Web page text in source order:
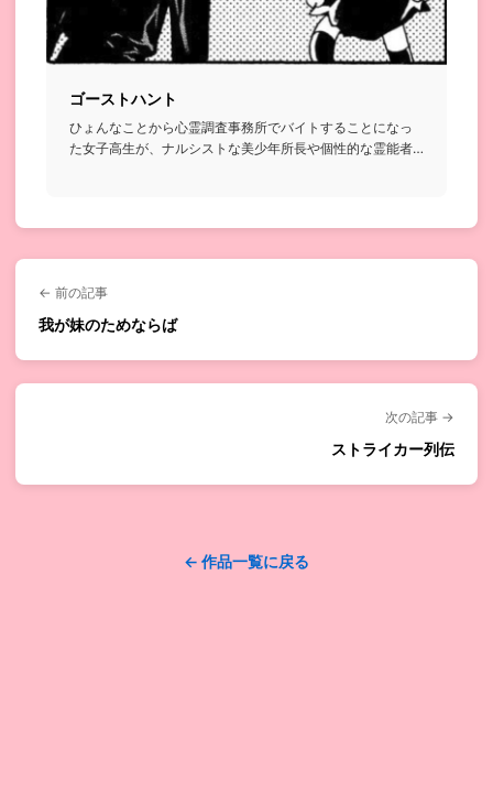
ゴーストハント
ひょんなことから心霊調査事務所でバイトすることになっ
た女子高生が、ナルシストな美少年所長や個性的な霊能者
← 前の記事
我が妹のためならば
次の記事 →
ストライカー列伝
← 作品一覧に戻る